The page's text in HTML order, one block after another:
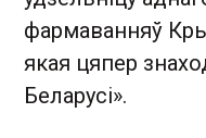
фармаванняў
якая цяпер
Беларусі».